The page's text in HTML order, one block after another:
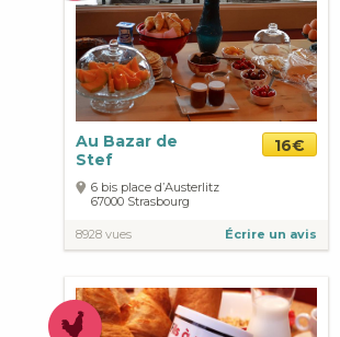
Au Bazar de
Stef
16€
6 bis place d’Austerlitz
67000 Strasbourg
8928 vues Écrire un avis